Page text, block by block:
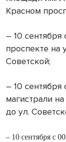
Красном
– 10 сентября
проспекте на
Советской;
– 10 сентября
магистрали
до ул.
– 10 сентября с